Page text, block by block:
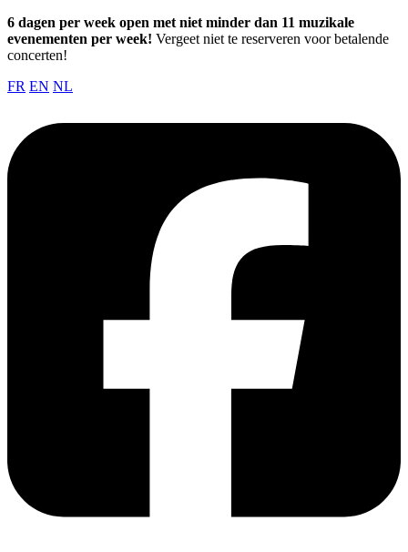
6 dagen per week open met niet minder dan 11 muzikale
evenementen per week! Vergeet niet te reserveren voor betalende
concerten!
FR EN NL